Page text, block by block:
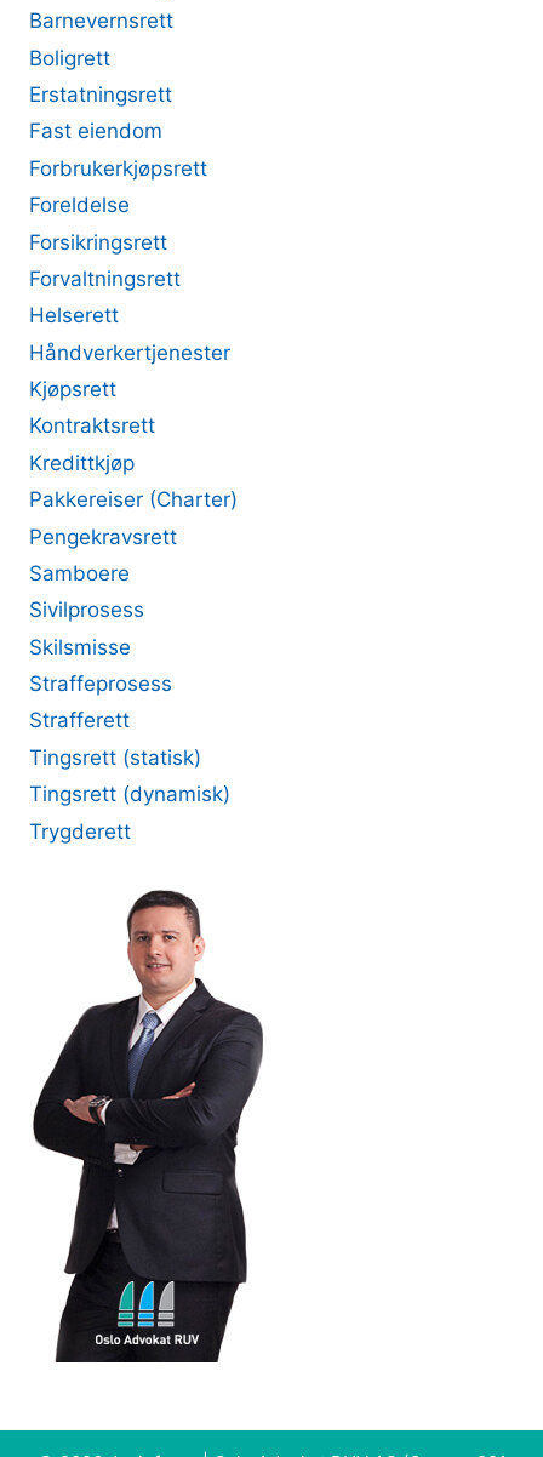
Barnevernsrett
Boligrett
Erstatningsrett
Fast eiendom
Forbrukerkjøpsrett
Foreldelse
Forsikringsrett
Forvaltningsrett
Helserett
Håndverkertjenester
Kjøpsrett
Kontraktsrett
Kredittkjøp
Pakkereiser (Charter)
Pengekravsrett
Samboere
Sivilprosess
Skilsmisse
Straffeprosess
Strafferett
Tingsrett (statisk)
Tingsrett (dynamisk)
Trygderett